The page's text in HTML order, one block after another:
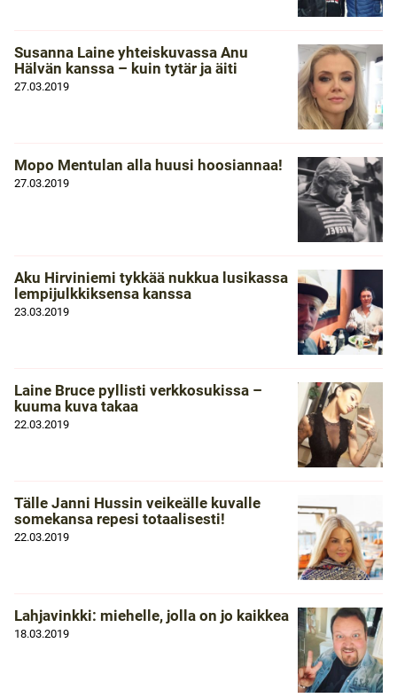
Susanna Laine yhteiskuvassa Anu
Hälvän kanssa – kuin tytär ja äiti
27.03.2019
Mopo Mentulan alla huusi hoosiannaa!
27.03.2019
Aku Hirviniemi tykkää nukkua lusikassa
lempijulkkiksensa kanssa
23.03.2019
Laine Bruce pyllisti verkkosukissa –
kuuma kuva takaa
22.03.2019
Tälle Janni Hussin veikeälle kuvalle
somekansa repesi totaalisesti!
22.03.2019
Lahjavinkki: miehelle, jolla on jo kaikkea
18.03.2019